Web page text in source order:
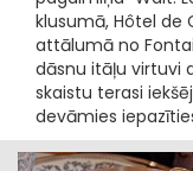
klusumā, Hôtel de
attālumā no
dāsnu itāļu virtuvi
skaistu terasi
devāmies